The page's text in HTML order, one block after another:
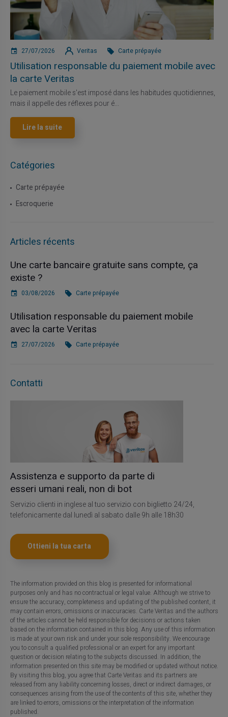
27/07/2026 Veritas Carte prépayée
Utilisation responsable du paiement mobile avec
la carte Veritas
Le paiement mobile s'est imposé dans les habitudes quotidiennes,
mais il appelle des réflexes pour é...
Lire la suite
Catégories
Carte prépayée
Escroquerie
Articles récents
Une carte bancaire gratuite sans compte, ça
existe ?
03/08/2026 Carte prépayée
Utilisation responsable du paiement mobile
avec la carte Veritas
27/07/2026 Carte prépayée
Contatti
Assistenza e supporto da parte di
esseri umani reali, non di bot
Servizio clienti in inglese al tuo servizio con biglietto 24/24,
telefonicamente dal lunedì al sabato dalle 9h alle 18h30
Ottieni la tua carta
The information provided on this blog is presented for informational
purposes only and has no contractual or legal value. Although we strive to
ensure the accuracy, completeness and updating of the published content, it
may contain errors, omissions or inaccuracies. Carte Veritas and the authors
of the articles cannot be held responsible for decisions or actions taken
based on the information contained in this blog. Any use of this information
is made at your own risk and under your sole responsibility. We encourage
you to consult a qualified professional or an expert for any important
question or decision relating to the subjects discussed. In addition, the
information presented on this site may be modified or updated without notice.
By visiting this blog, you agree that Carte Veritas and its partners are
released from any liability concerning losses, direct or indirect damages, or
consequences arising from the use of the contents of this site, whether they
are linked to errors, omissions or the interpretation of the information
published.